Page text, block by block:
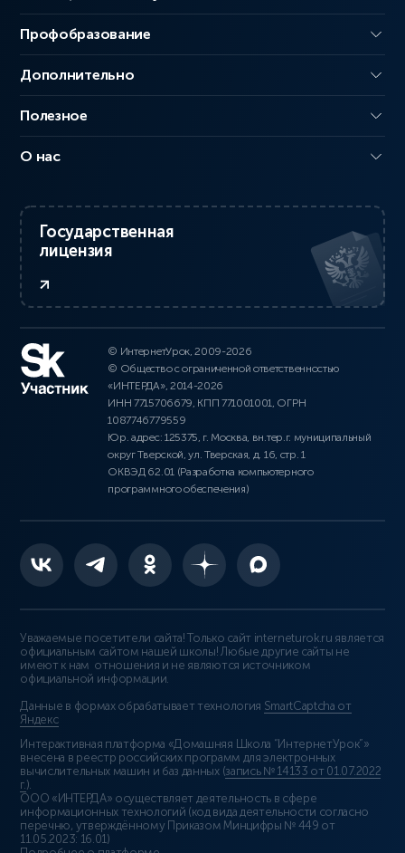
Профобразование
Дополнительно
Полезное
О нас
Государственная
лицензия
© ИнтернетУрок, 2009-2026
© Общество с ограниченной ответственностью
«ИНТЕРДА», 2014-2026
ИНН 7715706679, КПП 771001001, ОГРН
1087746779559
Юр. адрес: 125375, г. Москва, вн.тер.г. муниципальный
округ Тверской, ул. Тверская, д. 16, стр. 1
ОКВЭД 62.01 (Разработка компьютерного
программного обеспечения)
Уважаемые посетители сайта! Только сайт interneturok.ru является
официальным сайтом нашей школы! Любые другие сайты не
имеют к нам отношения и не являются источником
официальной информации.
Данные в формах обрабатывает технология SmartCaptcha от
Яндекс
Интерактивная платформа «Домашняя Школа “ИнтернетУрок”»
внесена в реестр российских программ для электронных
вычислительных машин и баз данных (запись № 14133 от 01.07.2022
г.).
ООО «ИНТЕРДА» осуществляет деятельность в сфере
информационных технологий (код вида деятельности согласно
перечню, утверждённому Приказом Минцифры № 449 от
11.05.2023: 16.01)